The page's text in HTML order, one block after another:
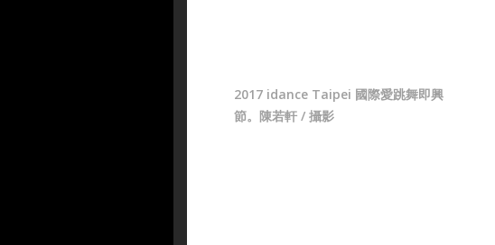
2017 idance Taipei 國際愛跳舞即興
節。陳若軒 / 攝影